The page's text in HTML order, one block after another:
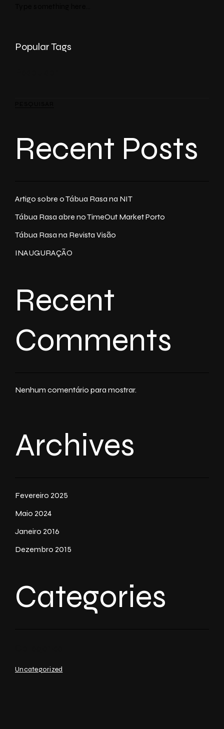
Popular Tags
Recent Posts
Artigo sobre o Tábua Rasa na NIT
Tábua Rasa abre no TimeOut Market Porto
Tábua Rasa na Revista Visão
INAUGURAÇÃO
Recent
Comments
Nenhum comentário para mostrar.
Archives
Fevereiro 2025
Maio 2024
Janeiro 2016
Dezembro 2015
Categories
Uncategorized